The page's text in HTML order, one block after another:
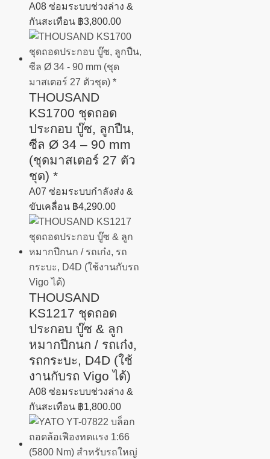
A08 ซ่อมระบบช่วงล่าง &
กันสะเทือน ฿3,800.00
THOUSAND
KS1700 ชุดถอด
ประกอบ บู๊ซ, ลูกปืน,
ซีล Ø 34 – 90 mm
(ชุดมาสเตอร์ 27 ตัว
ชุด) *
A07 ซ่อมระบบกำลังส่ง &
ขับเคลื่อน ฿4,290.00
THOUSAND
KS1217 ชุดถอด
ประกอบ บู๊ซ & ลูก
หมากปีกนก / รถเก๋ง,
รถกระบะ, D4D (ใช้
งานกับรถ Vigo ได้)
A08 ซ่อมระบบช่วงล่าง &
กันสะเทือน ฿1,800.00